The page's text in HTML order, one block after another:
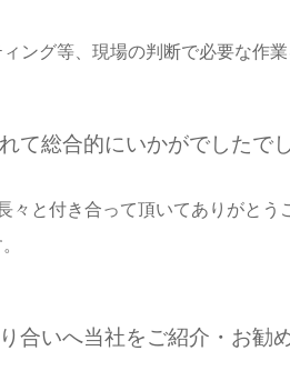
ング等、現場の判断で必要な作
て総合的にいかがでしたで
々と付き合って頂いてありがとう
合いへ当社をご紹介・お勧